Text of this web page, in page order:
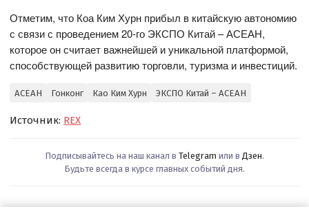
Отметим, что Коа Ким Хурн прибыл в китайскую автономию
с связи с проведением 20-го ЭКСПО Китай – АСЕАН,
которое он считает важнейшей и уникальной платформой,
способствующей развитию торговли, туризма и инвестиций.
АСЕАН Гонконг Као Ким Хурн ЭКСПО Китай – АСЕАН
Источник: REX
Подписывайтесь на наш канал в Telegram или в Дзен.
Будьте всегда в курсе главных событий дня.